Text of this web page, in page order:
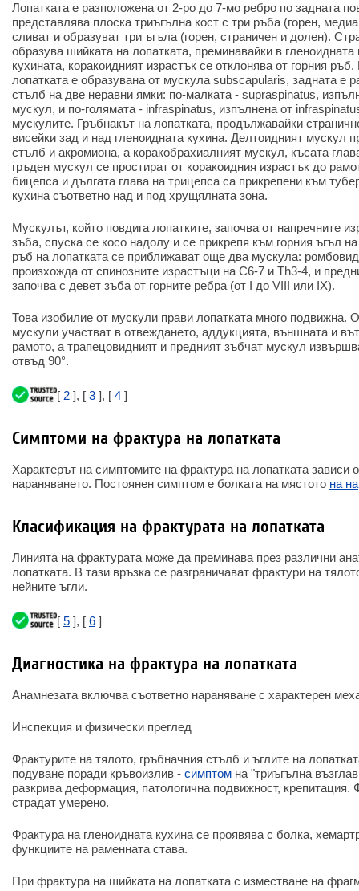
Лопатката е разположена от 2-ро до 7-мо ребро по задната
представлява плоска триъгълна кост с три ръба (горен,
сливат и образуват три ъгъла (горен, страничен и долен).
образува шийката на лопатката, преминавайки в
кухината, коракоидният израстък се отклонява от горния
лопатката е образувана от мускула subscapularis, задната е
стълб на две неравни ямки: по-малката - supraspinatus,
мускул, и по-голямата - infraspinatus, изпълнена от
мускулите. Гръбнакът на лопатката, продължавайки
висейки зад и над гленоидната кухина. Делтоидният мускул
стълб и акромиона, а коракобрахиалният мускул, късата
гръден мускул се простират от коракоидния израстък до
бицепса и дългата глава на трицепса са прикрепени към
кухина съответно над и под хрущялната зона.
Мускулът, който повдига лопатките, започва от напречните
зъба, спуска се косо надолу и се прикрепя към горния ъгъл
ръб на лопатката се приближават още два мускула:
произхожда от спинозните израстъци на C6-7 и Th3-4, и
започва с девет зъба от горните ребра (от I до VIII или IX).
Това изобилие от мускули прави лопатката много подвижна.
мускули участват в отвеждането, аддукцията, външната и
рамото, а трапецовидният и предният зъбчат мускул
отвъд 90°.
[ 2 ], [ 3 ], [ 4 ]
Симптоми на фрактура на лопатката
Характерът на симптомите на фрактура на лопатката зависи
нараняването. Постоянен симптом е болката на мястото на
Класификация на фрактурата на лопатката
Линията на фрактурата може да преминава през различни
лопатката. В тази връзка се разграничават фрактури на
нейните ъгли.
[ 5 ], [ 6 ]
Диагностика на фрактура на лопатката
Анамнезата включва съответно нараняване с характерен
Инспекция и физически преглед
Фрактурите на тялото, гръбначния стълб и ъглите на
подуване поради кръвоизлив - симптом на "триъгълна
разкрива деформация, патологична подвижност, крепитация.
страдат умерено.
Фрактура на гленоидната кухина се проявява с болка,
функциите на раменната става.
При фрактура на шийката на лопатката с изместване на